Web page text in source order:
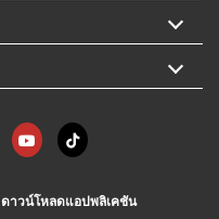
ดาวน์โหลดแอปพลิเคชัน